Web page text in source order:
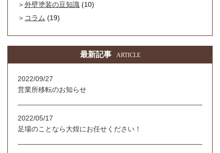
外壁塗装の豆知識 (10)
コラム (19)
最新記事 ARTICLE
2022/09/27
営業所移転のお知らせ
2022/05/17
足場のことなら大煌にお任せください！